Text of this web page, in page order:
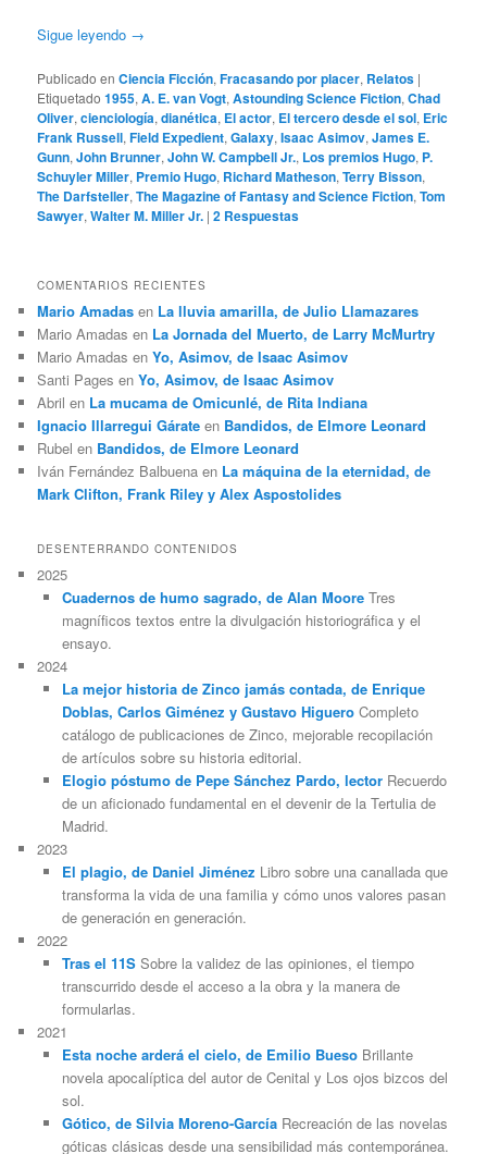
Sigue leyendo →
Publicado en Ciencia Ficción,Fracasando por placer, Relatos |
Etiquetado 1955,A. E. van Vogt,Astounding Science Fiction,Chad
Oliver,cienciología,dianética, El actor, El tercero desde el sol, Eric
Frank Russell,Field Expedient,Galaxy,Isaac Asimov,James E.
Gunn,John Brunner,John W. Campbell Jr., Los premios Hugo, P.
Schuyler Miller, Premio Hugo, Richard Matheson,Terry Bisson,
The Darfsteller,The Magazine of Fantasy and Science Fiction,Tom
Sawyer,Walter M. Miller Jr. |2 Respuestas
COMENTARIOS RECIENTES
Mario Amadas en La lluvia amarilla, de Julio Llamazares
Mario Amadas en La Jornada del Muerto, de Larry McMurtry
Mario Amadas enYo, Asimov, de Isaac Asimov
Santi Pages enYo, Asimov, de Isaac Asimov
Abril en La mucama de Omicunlé, de Rita Indiana
Ignacio Illarregui Gárate en Bandidos, de Elmore Leonard
Rubel en Bandidos, de Elmore Leonard
Iván Fernández Balbuena en La máquina de la eternidad, de
Mark Clifton, Frank Riley y Alex Aspostolides
DESENTERRANDO CONTENIDOS
2025
Cuadernos de humo sagrado, de Alan MooreTres
magníficos textos entre la divulgación historiográfica y el
ensayo.
2024
La mejor historia de Zinco jamás contada, de Enrique
Doblas, Carlos Giménez y Gustavo HigueroCompleto
catálogo de publicaciones de Zinco, mejorable recopilación
de artículos sobre su historia editorial.
Elogio póstumo de Pepe Sánchez Pardo, lectorRecuerdo
de un aficionado fundamental en el devenir de la Tertulia de
Madrid.
2023
El plagio, de Daniel Jiménez Libro sobre una canallada que
transforma la vida de una familia y cómo unos valores pasan
de generación en generación.
2022
Tras el 11SSobre la validez de las opiniones, el tiempo
transcurrido desde el acceso a la obra y la manera de
formularlas.
2021
Esta noche arderá el cielo, de Emilio BuesoBrillante
novela apocalíptica del autor de Cenital y Los ojos bizcos del
sol.
Gótico, de Silvia Moreno-GarcíaRecreación de las novelas
góticas clásicas desde una sensibilidad más contemporánea.